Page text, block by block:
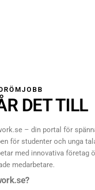
DET TILL
– din portal för
för studenter och unga
med innovativa företag
medarbetare.